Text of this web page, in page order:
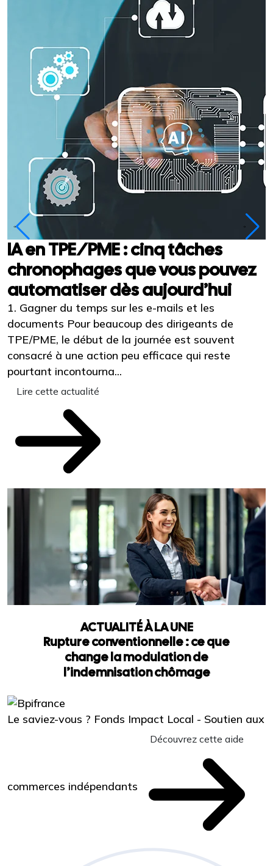
IA en TPE/PME : cinq tâches
chronophages que vous pouvez
automatiser dès aujourd’hui
1. Gagner du temps sur les e-mails et les
documents Pour beaucoup des dirigeants de
TPE/PME, le début de la journée est souvent
consacré à une action peu efficace qui reste
pourtant incontourna...
Lire cette actualité
ACTUALITÉ À LA UNE
Rupture conventionnelle : ce que
change la modulation de
l’indemnisation chômage
Le saviez-vous ? Fonds Impact Local - Soutien aux
commerces indépendants
Découvrez cette aide